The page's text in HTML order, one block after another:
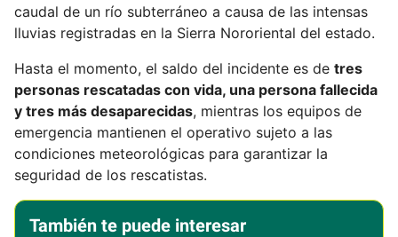
caudal de un río subterráneo a causa de las intensas
lluvias registradas en la Sierra Nororiental del estado.
Hasta el momento, el saldo del incidente es de tres
personas rescatadas con vida, una persona fallecida
y tres más desaparecidas, mientras los equipos de
emergencia mantienen el operativo sujeto a las
condiciones meteorológicas para garantizar la
seguridad de los rescatistas.
También te puede interesar